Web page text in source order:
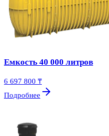
Емкость 40 000 литров
6 697 800 ₸
Подробнее